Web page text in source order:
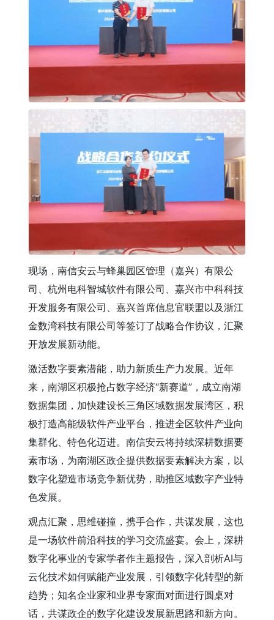
现场，南信安云与蜂巢园区管理（嘉兴）有限公
司、杭州电科智城软件有限公司、嘉兴市中科科技
开发服务有限公司、嘉兴首席信息官联盟以及浙江
金数湾科技有限公司等签订了战略合作协议，汇聚
开放发展新动能。
激活数字要素潜能，助力新质生产力发展。近年
来，南湖区积极抢占数字经济“新赛道”，成立南湖
数据集团，加快建设长三角区域数据发展湾区，积
极打造高能级软件产业平台，推进全区软件产业向
集群化、特色化迈进。南信安云将持续深耕数据要
素市场，为南湖区政企提供数据要素解决方案，以
数字化塑造市场竞争新优势，助推区域数字产业特
色发展。
观点汇聚，思维碰撞，携手合作，共谋发展，这也
是一场软件前沿科技的学习交流盛宴。会上，深耕
数字化事业的专家学者作主题报告，深入剖析AI与
云化技术如何赋能产业发展，引领数字化转型的新
趋势；知名企业家和业界专家面对面进行圆桌对
话，共谋政企的数字化建设发展新思路和新方向。